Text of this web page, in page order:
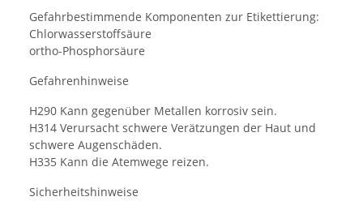
Gefahrbestimmende Komponenten zur Etikettierung:
Chlorwasserstoffsäure
ortho-Phosphorsäure
Gefahrenhinweise
H290 Kann gegenüber Metallen korrosiv sein.
H314 Verursacht schwere Verätzungen der Haut und
schwere Augenschäden.
H335 Kann die Atemwege reizen.
Sicherheitshinweise